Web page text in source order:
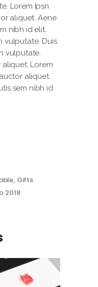
Lorem Ipsn
aliquet. Aene
nibh id elit.
vulputate. Duis
vulputate.
Lorem
aliquet.
sem nibh id
Gifts
2018